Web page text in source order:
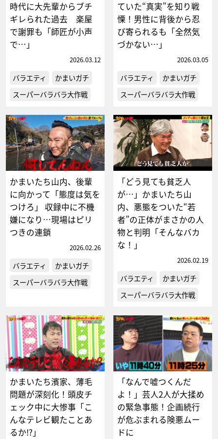
時代に大先輩からブチ
ギレられた過去 楽屋
で謝罪も「師匠が小声
で…」
2026.03.12
バラエティ
かまいガチ
スーパーバラバラ大作戦
ていた“真実”を知り戦
慄！男性に背後から忍
び寄られるも「全然気
づかない…」
2026.03.05
バラエティ
かまいガチ
スーパーバラバラ大作戦
かまいたち山内、後輩
に向かって「態度は気を
つけろ」 収録中に不機
嫌になり…現場はピリ
つきの連鎖
2026.02.26
バラエティ
かまいガチ
スーパーバラバラ大作戦
「どう見ても貧乏人
が…」かまいたち山
内、悪態をついた“若
者”の正体がまさかの人
物と判明「そんなバカ
な！」
2026.02.19
バラエティ
かまいガチ
スーパーバラバラ大作戦
かまいたち濱家、薄毛
問題が深刻化！頭皮チ
ェック中に大惨事「こ
んなテレビ観たことあ
るか!?」
「なんで嘘つくんだ
よ！」芸人2人が大揉め
の緊急事態！企画続行
が危ぶまれる険悪ムー
ドに